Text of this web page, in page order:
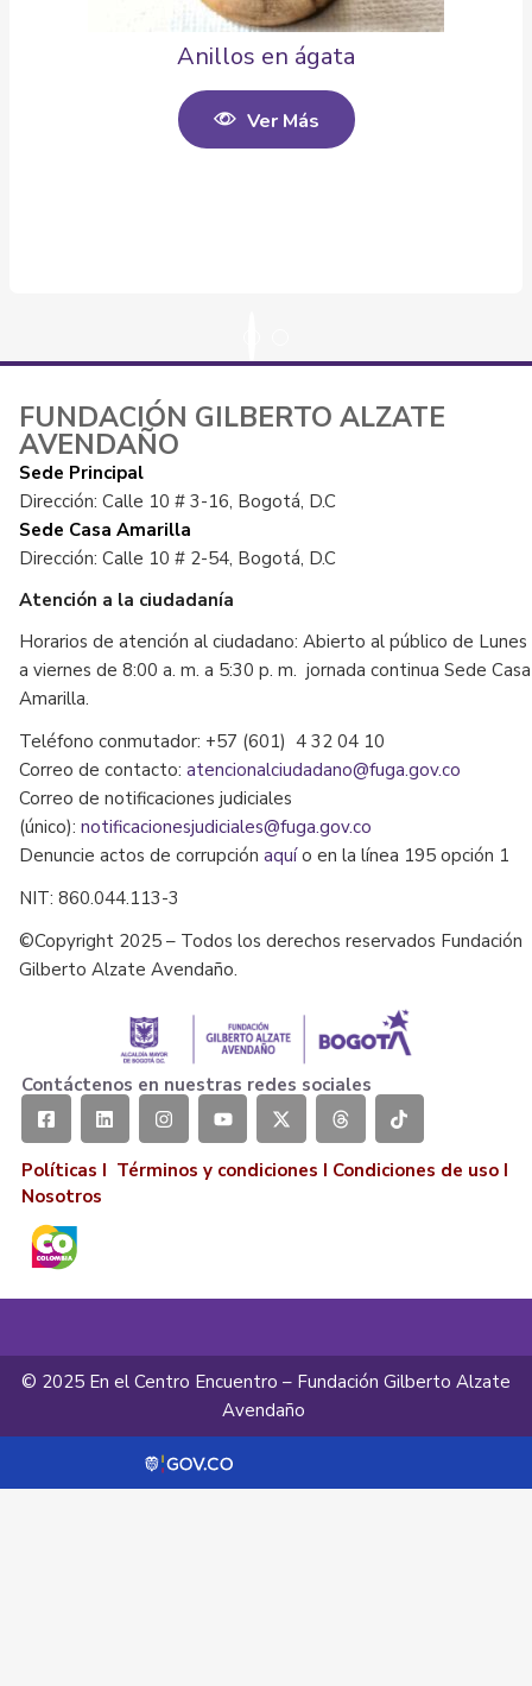
Anillos en ágata
Ver Más
FUNDACIÓN GILBERTO ALZATE
AVENDAÑO
Sede Principal
Dirección: Calle 10 # 3-16, Bogotá, D.C
Sede Casa Amarilla
Dirección: Calle 10 # 2-54, Bogotá, D.C
Atención a la ciudadanía
Horarios de atención al ciudadano: Abierto al público de Lunes
a viernes de 8:00 a. m. a 5:30 p. m. jornada continua Sede Casa
Amarilla.
Teléfono conmutador: +57 (601) 4 32 04 10
Correo de contacto: atencionalciudadano@fuga.gov.co
Correo de notificaciones judiciales
(único): notificacionesjudiciales@fuga.gov.co
Denuncie actos de corrupción aquío en la línea 195 opción 1
NIT: 860.044.113-3
©Copyright 2025 – Todos los derechos reservados Fundación
Gilberto Alzate Avendaño.
Contáctenos en nuestras redes sociales
Políticas I Términos y condiciones I Condiciones de uso I
Nosotros
© 2025 En el Centro Encuentro – Fundación Gilberto Alzate
Avendaño